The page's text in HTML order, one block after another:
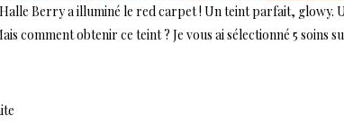
Berry a illuminé le red carpet ! Un teint parfait, glowy.
comment obtenir ce teint ? Je vous ai sélectionné 5